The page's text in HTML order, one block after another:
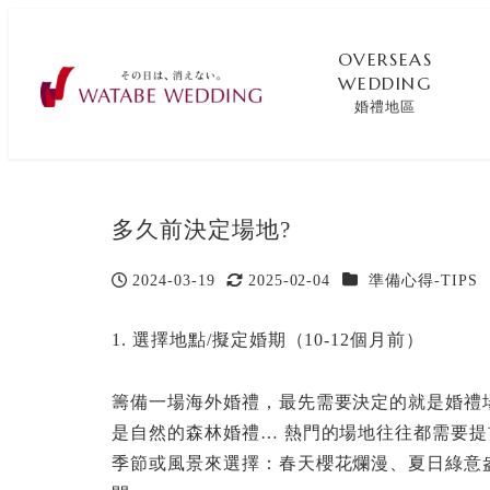
OVERSEAS
WEDDING
婚禮地區
多久前決定場地?
投稿日
2024-03-19
更新日
2025-02-04 カテゴリー
準備心得-TIPS
1. 選擇地點/擬定婚期（10-12個月前）
籌備一場海外婚禮，最先需要決定的就是婚
是自然的森林婚禮… 熱門的場地往往都需要
季節或風景來選擇：春天櫻花爛漫、夏日綠